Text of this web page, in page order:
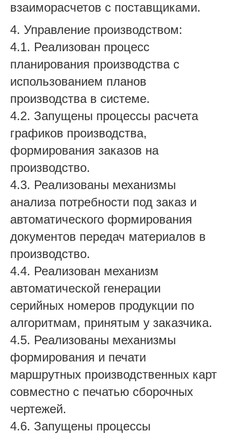
взаиморасчетов с поставщиками.
4. Управление производством:
4.1. Реализован процесс
планирования производства с
использованием планов
производства в системе.
4.2. Запущены процессы расчета
графиков производства,
формирования заказов на
производство.
4.3. Реализованы механизмы
анализа потребности под заказ и
автоматического формирования
документов передач материалов в
производство.
4.4. Реализован механизм
автоматической генерации
серийных номеров продукции по
алгоритмам, принятым у заказчика.
4.5. Реализованы механизмы
формирования и печати
маршрутных производственных карт
совместно с печатью сборочных
чертежей.
4.6. Запущены процессы